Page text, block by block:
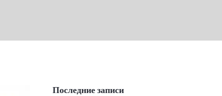
Последние записи